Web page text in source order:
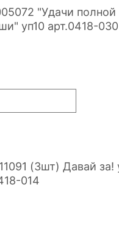
уп10 арт.0418-030
014